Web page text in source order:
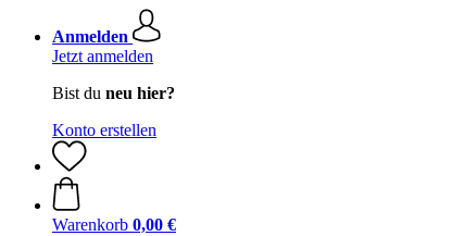
Anmelden
Jetzt anmelden
Bist du neu hier?
Konto erstellen
Warenkorb 0,00 €